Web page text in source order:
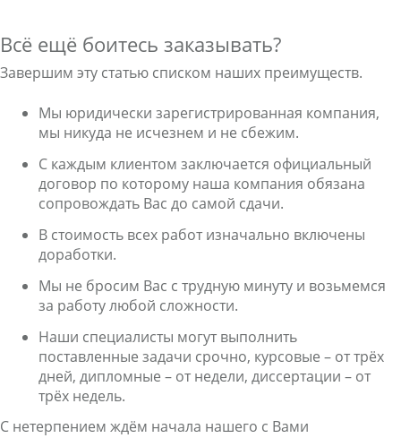
Всё ещё боитесь заказывать?
Завершим эту статью списком наших преимуществ.
Мы юридически зарегистрированная компания,
мы никуда не исчезнем и не сбежим.
С каждым клиентом заключается официальный
договор по которому наша компания обязана
сопровождать Вас до самой сдачи.
В стоимость всех работ изначально включены
доработки.
Мы не бросим Вас с трудную минуту и возьмемся
за работу любой сложности.
Наши специалисты могут выполнить
поставленные задачи срочно, курсовые – от трёх
дней, дипломные – от недели, диссертации – от
трёх недель.
С нетерпением ждём начала нашего с Вами